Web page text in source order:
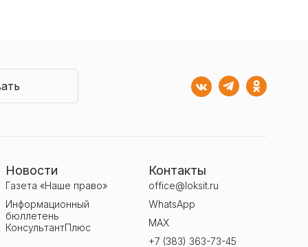
Новости
Газета «Наше право»
Информационный
бюллетень
КонсультантПлюс
Контакты
office@loksit.ru
WhatsApp
MAX
+7 (383) 363-73-45